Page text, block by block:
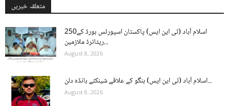
متعلقہ خبریں
اسلام آباد (ٹی این ایس) پاکستان اسپورٹس بورڈ کے250
ریٹائرڈ ملازمین...
August 8, 2026
اسلام آباد (ٹی این ایس) ہنگو کے علاقے شینکئے بانڈہ دلن...
August 8, 2026